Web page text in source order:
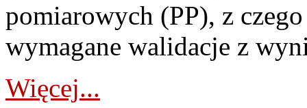
pomiarowych (PP), z
wymagane walidacje z
Więcej...